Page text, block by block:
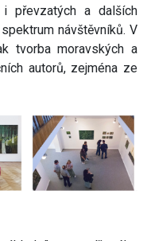
i převzatých a dalších
návštěvníků. V
tvorba moravských a
autorů, zejména ze